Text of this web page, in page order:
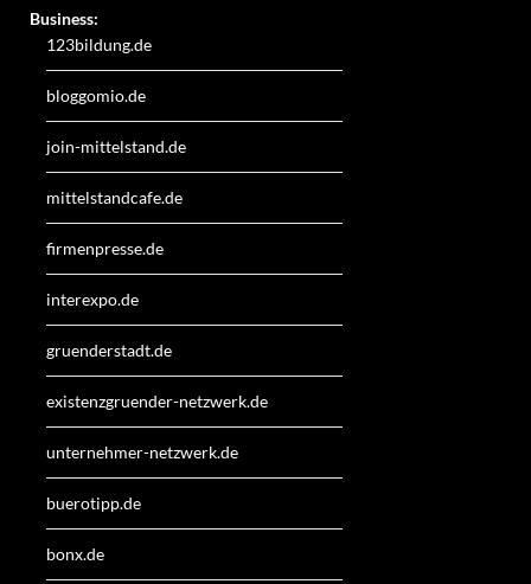
Business:
123bildung.de
bloggomio.de
join-mittelstand.de
mittelstandcafe.de
firmenpresse.de
interexpo.de
gruenderstadt.de
existenzgruender-netzwerk.de
unternehmer-netzwerk.de
buerotipp.de
bonx.de